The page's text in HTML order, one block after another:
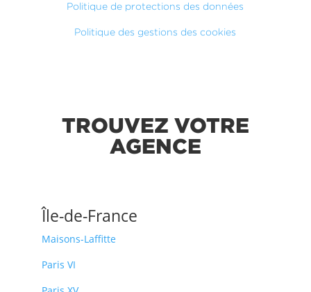
Politique de protections des données
Politique des gestions des cookies
TROUVEZ VOTRE
AGENCE
Île-de-France
Maisons-Laffitte
Paris VI